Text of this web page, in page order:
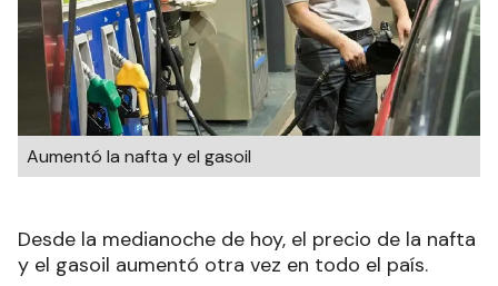
Aumentó la nafta y el gasoil
Desde la medianoche de hoy, el precio de la nafta
y el gasoil aumentó otra vez en todo el país.